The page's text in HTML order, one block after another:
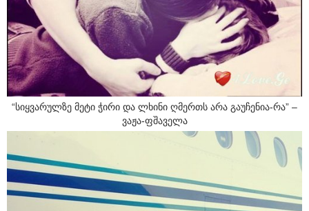
“სიყვარულზე მეტი ჭირი და ლხინი ღმერთს არა გაუჩენია-რა” –
ვაჟა-ფშაველა